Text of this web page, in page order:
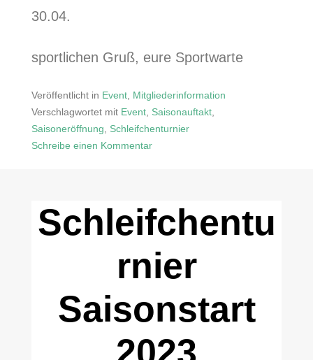
30.04.
sportlichen Gruß, eure Sportwarte
Veröffentlicht in Event, Mitgliederinformation
Verschlagwortet mit Event, Saisonauftakt,
Saisoneröffnung
Schleifchenturnier
Schreibe einen Kommentar
Plätze
Schleifchentu
rnier
Saisonstart